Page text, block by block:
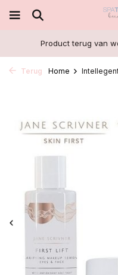
Product terug van
Terug Home